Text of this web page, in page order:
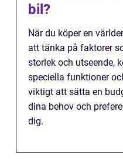
bil?
När du köper en
att tänka på faktorer
storlek och utseende,
speciella funktioner
viktigt att sätta en
dina behov och
dig.